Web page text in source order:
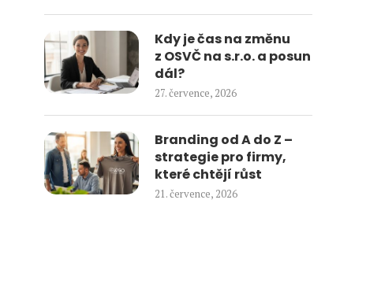
Kdy je čas na změnu
z OSVČ na s.r.o. a posun
dál?
27. července, 2026
Branding od A do Z –
strategie pro firmy,
které chtějí růst
21. července, 2026